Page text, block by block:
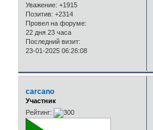
Уважение: +1915
Позитив: +2314
Провел на форуме:
22 дня 23 часа
Последний визит:
23-01-2025 06:26:08
carcano
Участник
Рейтинг: